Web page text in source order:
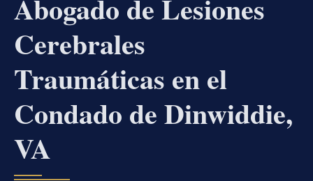
Abogado de Lesiones
Cerebrales
Traumáticas en el
Condado de Dinwiddie,
VA